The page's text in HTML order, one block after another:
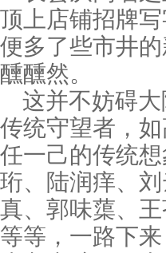
顶上店铺招牌
便多了些市井
醺醺然。
这并不妨碍大
传统守望者，
任一己的传统
珩、陆润痒、
真、郭味蕖、
等等，一路下